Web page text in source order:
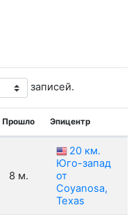
записей.
Прошло Эпицентр
8 м.
20 км.
Юго-запад
от
Coyanosa,
Texas